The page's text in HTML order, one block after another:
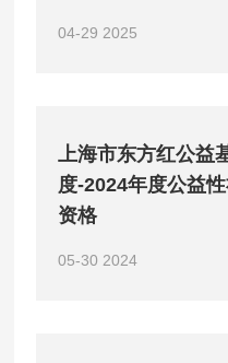
04-29 2025
上海市东方红公益
度-2024年度公益
资格
05-30 2024